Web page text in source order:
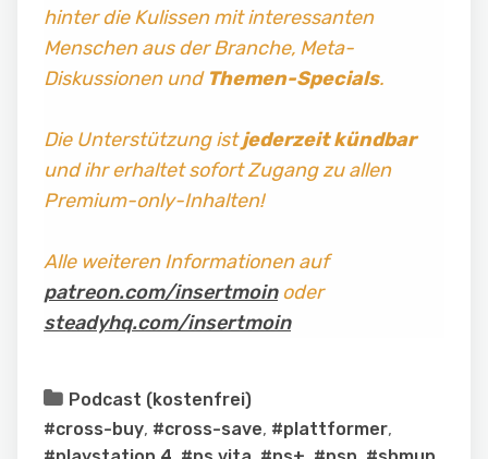
hinter die Kulissen mit interessanten
Menschen aus der Branche, Meta-
Diskussionen und Themen-Specials.
Die Unterstützung istjederzeit kündbar
und ihr erhaltet sofort Zugang zu allen
Premium-only-Inhalten!
Alle weiteren Informationen auf
patreon.com/insertmoinoder
steadyhq.com/insertmoin
Podcast (kostenfrei)
#cross-buy, #cross-save, #plattformer,